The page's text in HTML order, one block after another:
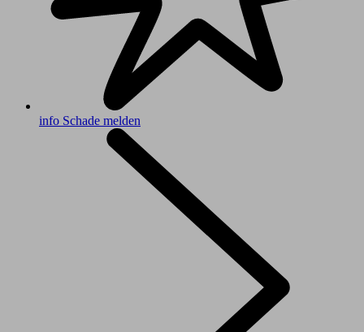
info Schade melden